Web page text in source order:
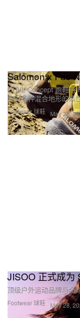
Footwear 球鞋
Salomon x Pas
GRVL Concept 跑鞋与
应对多种混合地形的高
May 28,
Footwear 球鞋
JISOO 正式成为
顶级户外运动品牌与全
May 28,